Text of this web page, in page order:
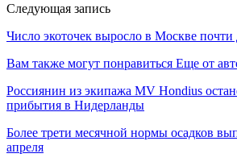
Следующая запись
Число экоточек выросло в Москве почти
Вам также могут понравиться Еще от
Россиянин из экипажа MV Hondius
прибытия в Нидерланды
Более трети месячной нормы осадков
апреля